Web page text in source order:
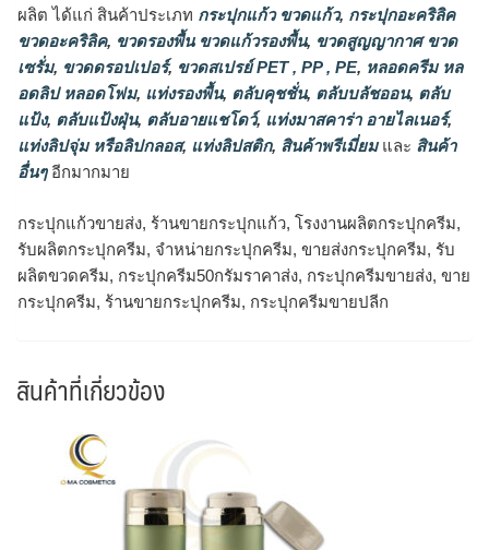
ผลิต ได้แก่ สินค้าประเภท กระปุกแก้ว ขวดแก้ว, กระปุกอะคริลิค
ขวดอะคริลิค, ขวดรองพื้น ขวดแก้วรองพื้น, ขวดสูญญากาศ ขวด
เซรั่ม, ขวดดรอปเปอร์, ขวดสเปรย์ PET , PP , PE, หลอดครีม หล
อดลิป หลอดโฟม, แท่งรองพื้น, ตลับคุชชั่น, ตลับบลัชออน, ตลับ
แป้ง, ตลับแป้งฝุ่น, ตลับอายแชโดว์, แท่งมาสคาร่า อายไลเนอร์,
แท่งลิปจุ่ม หรือลิปกลอส, แท่งลิปสติก, สินค้าพรีเมี่ยมและ สินค้า
อื่นๆอีกมากมาย
กระปุกแก้วขายส่ง, ร้านขายกระปุกแก้ว, โรงงานผลิตกระปุกครีม,
รับผลิตกระปุกครีม, จำหน่ายกระปุกครีม, ขายส่งกระปุกครีม, รับ
ผลิตขวดครีม, กระปุกครีม50กรัมราคาส่ง, กระปุกครีมขายส่ง, ขาย
กระปุกครีม, ร้านขายกระปุกครีม, กระปุกครีมขายปลีก
สินค้าที่เกี่ยวข้อง